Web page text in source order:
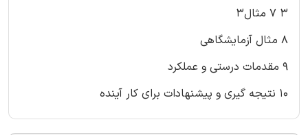
3 ‌7 مثال3
8 مثال آزمایشگاهی
9 مقدمات درستی و عملکرد
10 نتیجه گیری و پیشنهادات برای کار آینده